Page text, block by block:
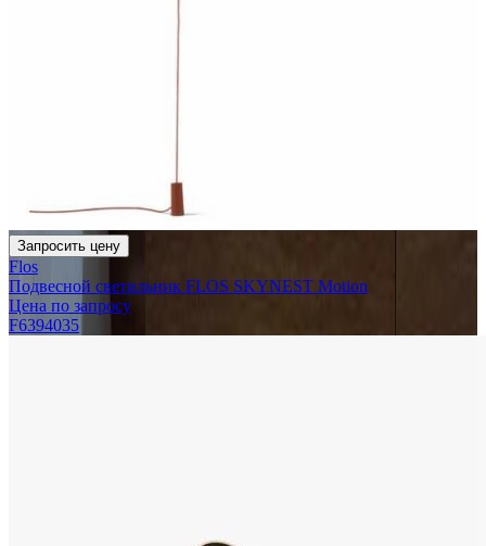
Запросить цену
Flos
Подвесной светильник FLOS SKYNEST Motion
Цена по запросу
F6394035